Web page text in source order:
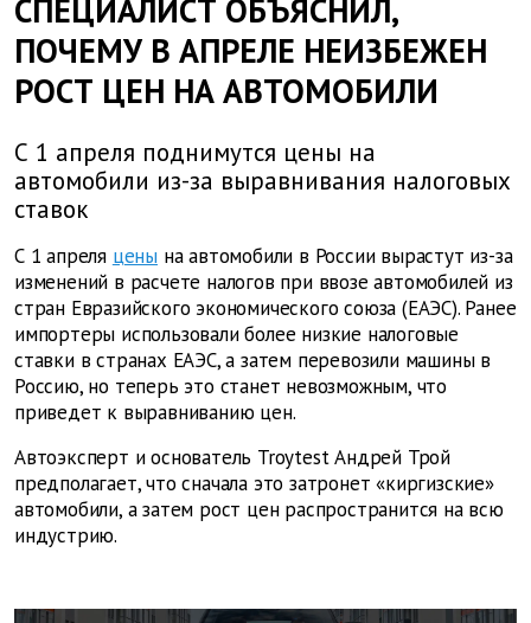
СПЕЦИАЛИСТ ОБЪЯСНИЛ,
ПОЧЕМУ В АПРЕЛЕ НЕИЗБЕЖЕН
РОСТ ЦЕН НА АВТОМОБИЛИ
С 1 апреля поднимутся цены на
автомобили из-за выравнивания налоговых
ставок
С 1 апреля цены на автомобили в России вырастут из-за
изменений в расчете налогов при ввозе автомобилей из
стран Евразийского экономического союза (ЕАЭС). Ранее
импортеры использовали более низкие налоговые
ставки в странах ЕАЭС, а затем перевозили машины в
Россию, но теперь это станет невозможным, что
приведет к выравниванию цен.
Автоэксперт и основатель Troytest Андрей Трой
предполагает, что сначала это затронет «киргизские»
автомобили, а затем рост цен распространится на всю
индустрию.